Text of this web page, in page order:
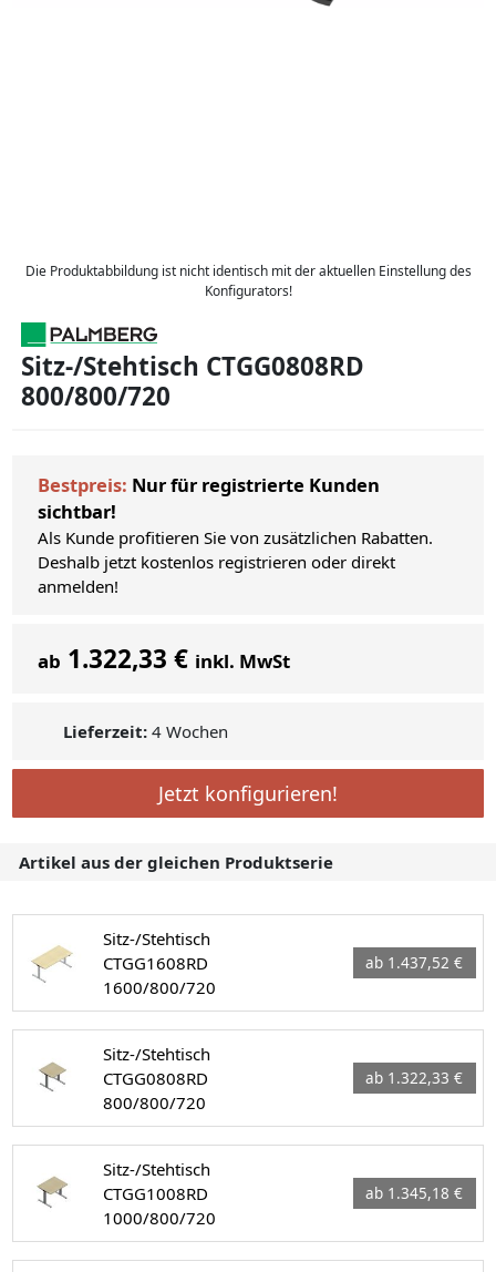
Die Produktabbildung ist nicht identisch mit der aktuellen Einstellung des
Konfigurators!
Sitz-/Stehtisch CTGG0808RD
800/800/720
Bestpreis: Nur für registrierte Kunden
sichtbar!
Als Kunde profitieren Sie von zusätzlichen Rabatten.
Deshalb jetzt kostenlos registrieren oder direkt
anmelden!
ab 1.322,33 € inkl. MwSt
Lieferzeit: 4 Wochen
Jetzt konfigurieren!
Artikel aus der gleichen Produktserie
Sitz-/Stehtisch
CTGG1608RD
1600/800/720
ab 1.437,52 €
Sitz-/Stehtisch
CTGG0808RD
800/800/720
ab 1.322,33 €
Sitz-/Stehtisch
CTGG1008RD
1000/800/720
ab 1.345,18 €